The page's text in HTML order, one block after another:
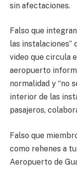
sin afectaciones.
Falso que
las instalaciones”
video que circula
aeropuerto
normalidad y “no
interior de las
pasajeros,
Falso que
como rehenes a
Aeropuerto de